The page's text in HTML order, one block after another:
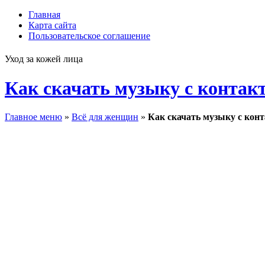
Главная
Карта сайта
Пользовательское соглашение
Уход за кожей лица
Как скачать музыку с
Главное меню » Всё для женщин » Как скачать музыку с